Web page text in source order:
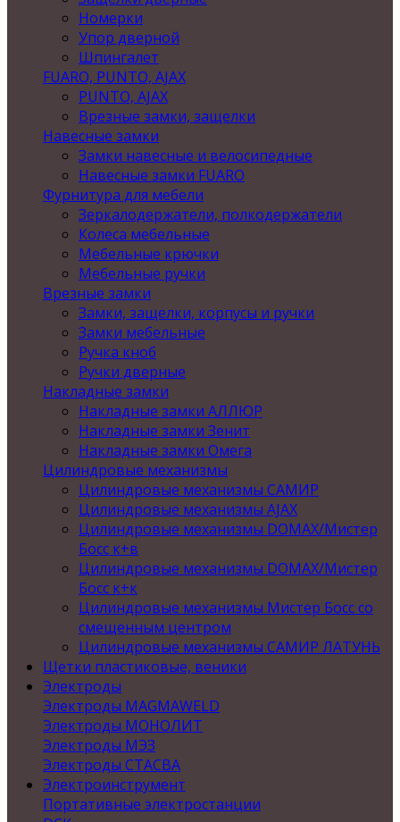
Номерки
Упор дверной
Шпингалет
FUARO, PUNTO, AJAX
PUNTO, AJAX
Врезные замки, защелки
Навесные замки
Замки навесные и велосипедные
Навесные замки FUARO
Фурнитура для мебели
Зеркалодержатели, полкодержатели
Колеса мебельные
Мебельные крючки
Мебельные ручки
Врезные замки
Замки, защелки, корпусы и ручки
Замки мебельные
Ручка кноб
Ручки дверные
Накладные замки
Накладные замки АЛЛЮР
Накладные замки Зенит
Накладные замки Омега
Цилиндровые механизмы
Цилиндровые механизмы САМИР
Цилиндровые механизмы AJAX
Цилиндровые механизмы DOMAX/Мистер
Босс к+в
Цилиндровые механизмы DOMAX/Мистер
Босс к+к
Цилиндровые механизмы Мистер Босс со
смещенным центром
Цилиндровые механизмы САМИР ЛАТУНЬ
Щетки пластиковые, веники
Электроды
Электроды MAGMAWELD
Электроды МОНОЛИТ
Электроды МЭЗ
Электроды СТАСВА
Электроинструмент
Портативные электростанции